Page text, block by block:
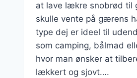
at lave lækre snobrød til
skulle vente på gærens
type dej er ideel til
som camping, bålmad
hvor man ønsker at
lækkert og sjovt….